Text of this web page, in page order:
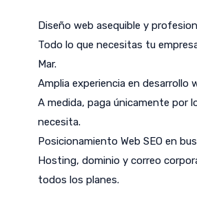
Diseño web asequible y
Todo lo que necesitas tu
Mar.
Amplia experiencia en desarrollo
A medida, paga únicamente por
necesita.
Posicionamiento Web SEO en
Hosting, dominio y correo
todos los planes.